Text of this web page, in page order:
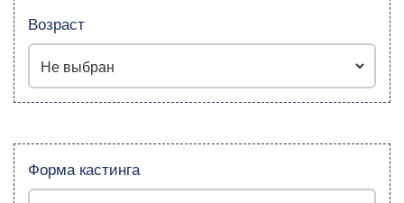
Возраст
Форма кастинга